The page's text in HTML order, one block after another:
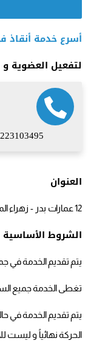
أسرع خدمة
لتفعيل العضوية
العنوان
12 عمارات بدر - زهراء المعادي
الشروط الأساسية
يتم تقديم الخدمة في
تغطى الخدمة جميع
يتم تقديم الخدمة في
الحركة نهائياً و ليست